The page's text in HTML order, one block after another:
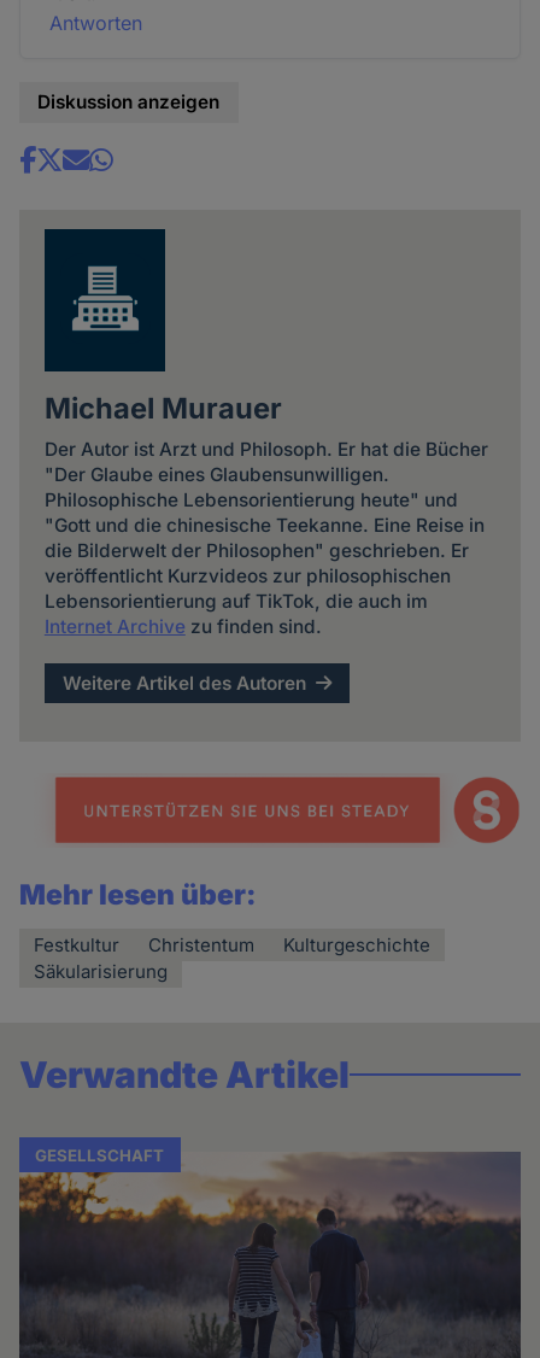
Antworten
Diskussion anzeigen
Share
Michael Murauer
Der Autor ist Arzt und Philosoph. Er hat die Bücher
"Der Glaube eines Glaubensunwilligen.
Philosophische Lebensorientierung heute" und
"Gott und die chinesische Teekanne. Eine Reise in
die Bilderwelt der Philosophen" geschrieben. Er
veröffentlicht Kurzvideos zur philosophischen
Lebensorientierung auf TikTok, die auch im
Internet Archive zu finden sind.
Weitere Artikel des Autoren
Mehr lesen über:
Festkultur Christentum
Kulturgeschichte
Säkularisierung
Verwandte Artikel
GESELLSCHAFT